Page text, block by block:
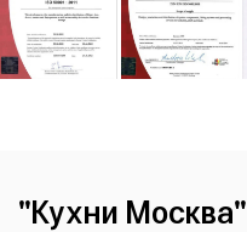
"Кухни Москва"